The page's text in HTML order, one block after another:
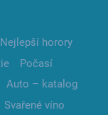
Nejlepší horory
Počasí
Auto – katalog
Svařené víno